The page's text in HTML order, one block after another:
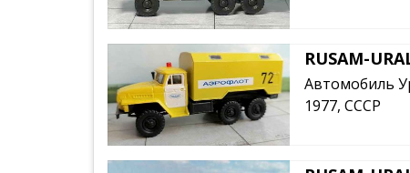
RUSAM-
Автомобиль
1977, СССР